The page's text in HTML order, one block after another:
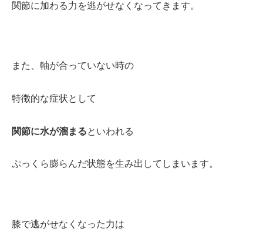
関節に加わる力を逃がせなくなってきます。
また、軸が合っていない時の
特徴的な症状として
関節に水が溜まるといわれる
ぷっくら膨らんだ状態を生み出してしまいます。
膝で逃がせなくなった力は